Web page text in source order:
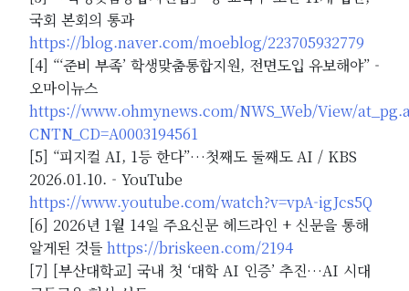
국회 본회의 통과
https://blog.naver.com/moeblog/223705932779
[4] “‘준비 부족’ 학생맞춤통합지원, 전면도입 유보해야” -
오마이뉴스
https://www.ohmynews.com/NWS_Web/View/
CNTN_CD=A0003194561
[5] “피지컬 AI, 1등 한다”…첫째도 둘째도 AI / KBS
2026.01.10. - YouTube
https://www.youtube.com/watch?v=vpA-igJcs5Q
[6] 2026년 1월 14일 주요신문 헤드라인 + 신문을 통해
알게된 것들 https://briskeen.com/2194
[7] [부산대학교] 국내 첫 ‘대학 AI 인증’ 추진…AI 시대